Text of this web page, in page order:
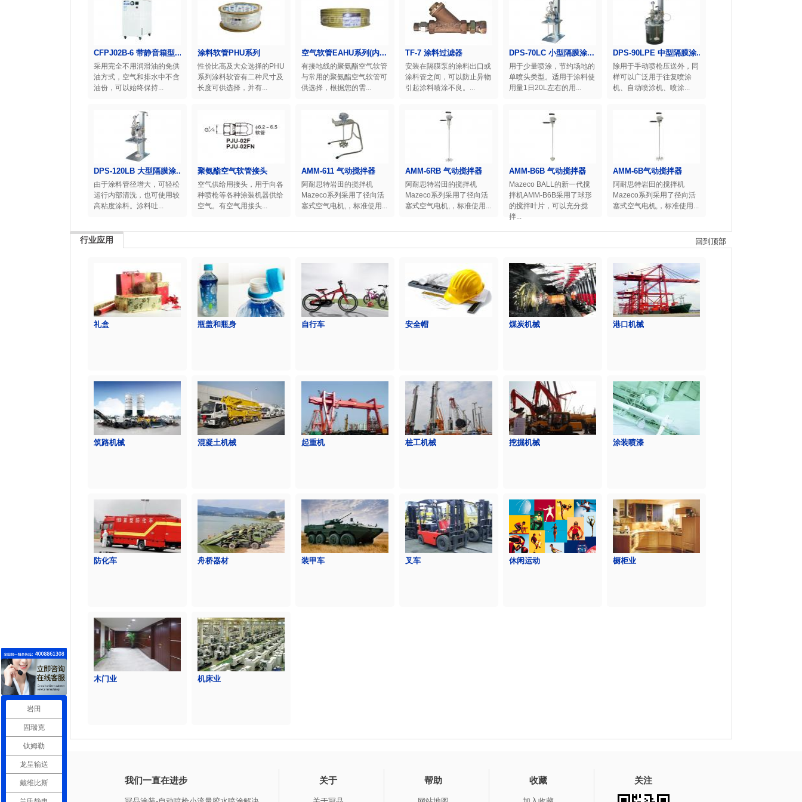
CFPJ02B-6 带静音箱型...
采用完全不用润滑油的免供
油方式，空气和排水中不含
油份，可以始终保持...
涂料软管PHU系列
性价比高及大众选择的PHU
系列涂料软管有二种尺寸及
长度可供选择，并有...
空气软管EAHU系列(内...
有接地线的聚氨酯空气软管
与常用的聚氨酯空气软管可
供选择，根据您的需...
TF-7 涂料过滤器
安装在隔膜泵的涂料出口或
涂料管之间，可以防止异物
引起涂料喷涂不良。...
DPS-70LC 小型隔膜涂...
用于少量喷涂，节约场地的
单喷头类型。适用于涂料使
用量1日20L左右的用...
DPS-90LPE 中型隔膜涂...
除用于手动喷枪压送外，同
样可以广泛用于往复喷涂
机、自动喷涂机、喷涂...
DPS-120LB 大型隔膜涂...
由于涂料管径增大，可轻松
运行内部清洗，也可使用较
高粘度涂料。涂料吐...
聚氨酯空气软管接头
空气供给用接头，用于向各
种喷枪等各种涂装机器供给
空气。有空气用接头...
AMM-611 气动搅拌器
阿耐思特岩田的搅拌机
Mazeco系列采用了径向活
塞式空气电机,，标准使用...
AMM-6RB 气动搅拌器
阿耐思特岩田的搅拌机
Mazeco系列采用了径向活
塞式空气电机,，标准使用...
AMM-B6B 气动搅拌器
Mazeco BALL的新一代搅
拌机AMM-B6B采用了球形
的搅拌叶片，可以充分搅
拌...
AMM-6B气动搅拌器
阿耐思特岩田的搅拌机
Mazeco系列采用了径向活
塞式空气电机,，标准使用...
回到顶部
行业应用
礼盒 瓶盖和瓶身 自行车 安全帽 煤炭机械 港口机械
筑路机械 混凝土机械 起重机 桩工机械 挖掘机械 涂装喷漆
防化车 舟桥器材 装甲车 叉车 休闲运动 橱柜业
木门业 机床业
我们一直在进步 关于 帮助 收藏 关注
岩田
固瑞克
钛姆勒
龙呈输送
戴维比斯